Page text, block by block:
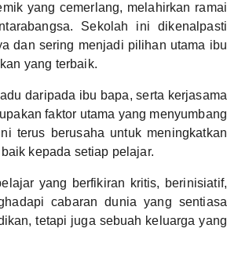
yang cemerlang, melahirkan ramai
Sekolah ini dikenalpasti
dan sering menjadi pilihan utama ibu
yang terbaik.
daripada ibu bapa, serta kerjasama
faktor utama yang menyumbang
terus berusaha untuk meningkatkan
kepada setiap pelajar.
yang berfikiran kritis, berinisiatif,
cabaran dunia yang sentiasa
tetapi juga sebuah keluarga yang